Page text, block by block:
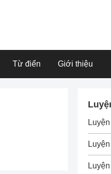
Từ điển Giới thiệu